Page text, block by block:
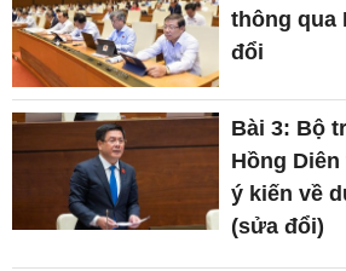
thông qua
đổi
Bài 3: Bộ
Hồng
ý kiến về
(sửa đổi)